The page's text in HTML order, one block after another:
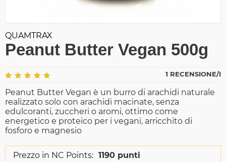
QUAMTRAX
Peanut Butter Vegan 500g
1 RECENSIONE/I
Peanut Butter Vegan è un burro di arachidi naturale
realizzato solo con arachidi macinate, senza
edulcoranti, zuccheri o aromi, ottimo come
energetico e proteico per i vegani, arricchito di
fosforo e magnesio
Prezzo in NC Points: 1190 punti